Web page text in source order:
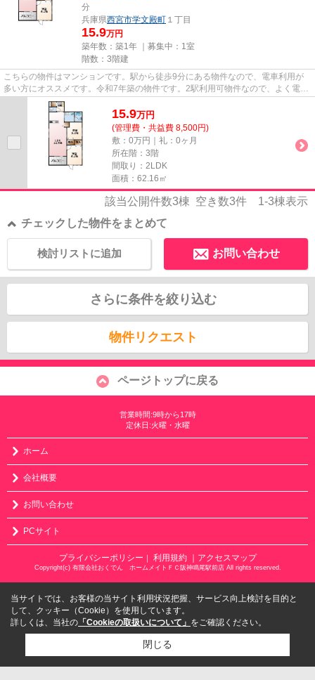
分
兵庫県西宮市学文殿町 １丁目
15.9万円
築年数：築1年 ｜募集中： 1室
階数：3階建
こちらの物件はマンションです。駅から徒歩9分にある物件なので、電車利用が
多い方にオススメです。令和7年築の物件です。2駅利用可物件なので、よく電車
を利用する方にピッタリですね...
15.9万円
(管理費・共益費 8,500円)
敷：0万円｜礼：0ヶ月
所在階：3階
間取り：2LDK
面積：62.16㎡
該当公開件数3棟 空き数3件 1-3棟表示
チェックした物件をまとめて
お問い合わせ
検討リストに追加
さらに条件を絞り込む
物件リクエスト
ページトップに戻る
営業時間:9時から17時
定休日:火曜・水曜
ホーム
会社概要
お問い合わせ
PCサイト
プライバシーポリシー ｜ 利用規約 ｜アクセスマップ
Copyright(c) 有限会社おくでん ホームメイトＦＣ阪神鳴尾駅前店 All rights reserved.
当サイトでは、お客様の当サイト利用状況把握、サービス向上検討を目的と
して、クッキー（Cookie）を使用しています。
詳しくは、当社の 「Cookieの取扱いについて」 をご確認ください。
閉じる